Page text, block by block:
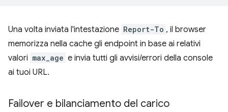
Una volta inviata l'intestazione Report-To , il browser
memorizza nella cache gli endpoint in base ai relativi
valori max_age e invia tutti gli avvisi/errori della console
ai tuoi URL.
Failover e bilanciamento del carico